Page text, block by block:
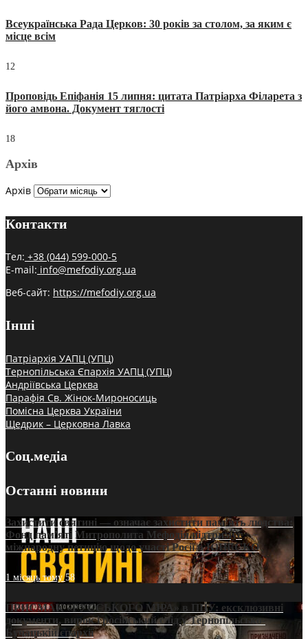
Всеукраїнська Рада Церков: 30 років за столом, за яким є
місце всім
12
Проповідь Епіфанія 15 липня: цитата Патріарха Філарета з
його амвона. Документ тяглості
18
Архів
Архів
Контакти
Тел: +38 (044) 599-000-5
E-mail: info@mefodiy.org.ua
Веб-сайт: https://mefodiy.org.ua
Інші
Патріархія УАПЦ (УПЦ)
Тернопільська Єпархія УАПЦ (УПЦ)
Андріївська Церква
Парафія Св. Жінок-Мироносиць
Помісна Церква України
Щедрик – Церковна Лавка
Соц.медіа
Останні новини
Захистити святині — означає захистити пам’ять людства:
Фонд пам’яті Митрополита Мефодія підтримує
міжнародну петицію щодо участі Росії в ЮНЕСКО
1 місяць тому58
ПРИСМАК «РУССЬКОГО МІРА» в ПЦУ: ексклюзивні
документи, вирок і російський слід у Тернопільсько-
Бучацькій єпархії